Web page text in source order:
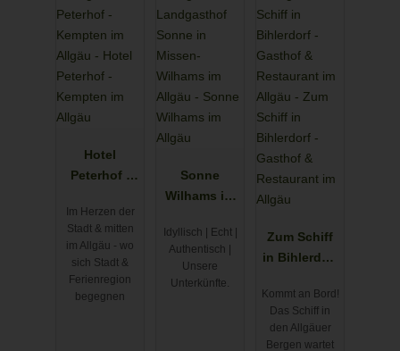
Hotel
Peterhof -
Allgäu
Im Herzen der
Stadt & mitten
im Allgäu - wo
sich Stadt &
Ferienregion
begegnen
Sonne
Wilhams im
Idyllisch | Echt |
Authentisch |
Unsere
Unterkünfte.
Zum Schiff
in Bihlerdorf
Restaurant
im Allgäu
Kommt an Bord!
Das Schiff in
den Allgäuer
Bergen wartet